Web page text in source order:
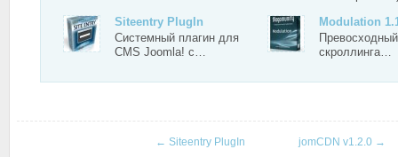
Siteentry PlugIn
Системный плагин для
CMS Joomla! с…
Modulation
скроллинга…
← Siteentry PlugIn jomCDN v1.2.0 →